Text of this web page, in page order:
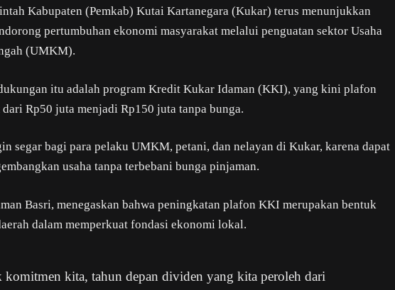
Kabupaten (Pemkab) Kutai Kartanegara (Kukar) terus menunjukkan
pertumbuhan ekonomi masyarakat melalui penguatan sektor Usaha
(UMKM).
itu adalah program Kredit Kukar Idaman (KKI), yang kini plafon
Rp50 juta menjadi Rp150 juta tanpa bunga.
segar bagi para pelaku UMKM, petani, dan nelayan di Kukar, karena dapat
usaha tanpa terbebani bunga pinjaman.
Basri, menegaskan bahwa peningkatan plafon KKI merupakan bentuk
dalam memperkuat fondasi ekonomi lokal.
komitmen kita, tahun depan dividen yang kita peroleh dari